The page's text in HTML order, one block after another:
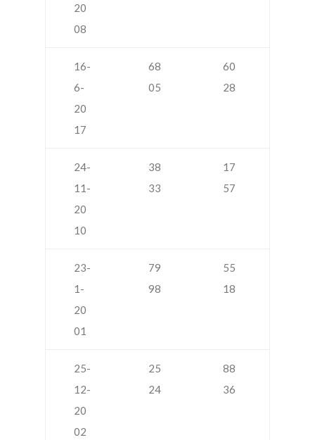
20
08
16-
6-
20
17
68
05
60
28
24-
11-
20
10
38
33
17
57
23-
1-
20
01
79
98
55
18
25-
12-
20
02
25
24
88
36